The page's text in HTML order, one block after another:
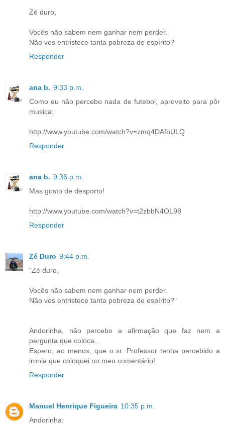
Zé duro,
Vocês não sabem nem ganhar nem perder.
Não vos entristece tanta pobreza de espírito?
Responder
ana b. 9:33 p.m.
Como eu não percebo nada de futebol, aproveito para pôr
musica:
http://www.youtube.com/watch?v=zmq4DAfbULQ
Responder
ana b. 9:36 p.m.
Mas gosto de desporto!
http://www.youtube.com/watch?v=t2zbbN4OL98
Responder
Zé Duro 9:44 p.m.
"Zé duro,
Vocês não sabem nem ganhar nem perder.
Não vos entristece tanta pobreza de espírito?"
Andorinha, não percebo a afirmação que faz nem a
pergunta que coloca...
Espero, ao menos, que o sr. Professor tenha percebido a
ironia que coloquei no meu comentário!
Responder
Manuel Henrique Figueira 10:35 p.m.
Andorinha: